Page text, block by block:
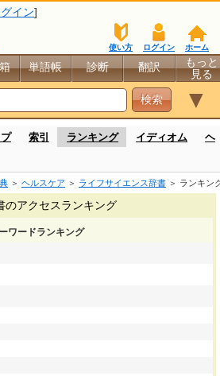
イン]
ホーム
ログイン
使い方
単語帳 診断 翻訳
もっと
見る
▼
索引 ランキング イディオム
ヘ
＞ ヘルスケア ＞ ライフサイエンス辞書 ＞ ランキン
のアクセスランキング
ワードランキング